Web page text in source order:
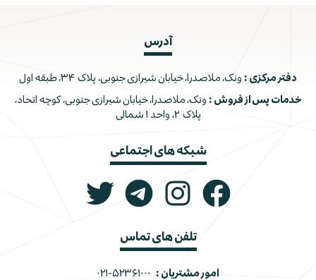
آدرس
دفتر مرکزی : ونک، ملاصدرا، خیابان شیرازی جنوبی، پلاک ۳۴، طبقه اول
خدمات پس از فروش : ونک، ملاصدرا، خیابان شیرازی جنوبی، کوچه اتحاد،
پلاک ۲، واحد ۱ شمالی
شبکه های اجتماعی
تلفن های تماس
امور مشتریان : ۰۲۱-۵۲۳۶۱۰۰۰